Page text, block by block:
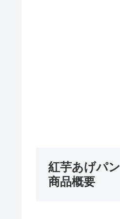
紅芋あげパン
商品概要